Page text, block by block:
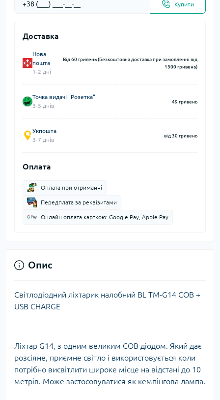
Купити
Доставка
Нова
пошта
1-2 дні
Від 60 гривень (Безкоштовна доставка при замовленні від
1500 гривень)
Точка видачі "Розетка"
3-5 днів
49 гривень
Укпошта
3-7 днів
від 30 гривень
Оплата
Оплата при отриманні
Передплата за реквізитами
Онлайн оплата карткою: Google Pay, Apple Pay
Опис
Світлодіодний ліхтарик налобний BL TM-G14 COB +
USB CHARGE
Ліхтар G14, з одним великим COB діодом. Який дає
розсіяне, приємне світло і використовується коли
потрібно висвітлити широке місце на відстані до 10
метрів. Може застосовуватися як кемпінгова лампа.